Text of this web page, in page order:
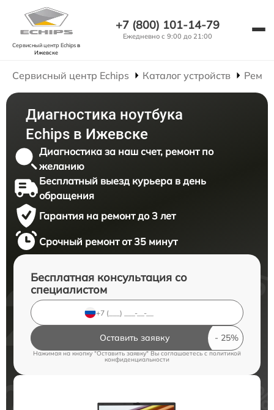
Сервисный центр Echipsв
Ижевске
+7 (800) 101-14-79
Ежедневно с 9:00 до 21:00
Сервисный центр Echips Каталог устройств
Диагностика ноутбука
Echips в Ижевске
Диагностика за наш счет, ремонт по
желанию
Бесплатный выезд курьера в день
обращения
Гарантия на ремонт до 3 лет
Срочный ремонт от 35 минут
Бесплатная консультация со
специалистом
Оставить заявку
Нажимая на кнопку "Оставить заявку" Вы соглашаетесь cполитикой
конфиденциальности